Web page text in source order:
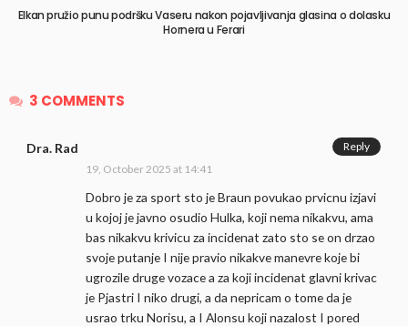
Elkan pružio punu podršku Vaseru nakon pojavljivanja glasina o dolasku
Hornera u Ferari
3 COMMENTS
Dra. Rad
19, October 2025 at 14:41
Dobro je za sport sto je Braun povukao prvicnu izjavi
u kojoj je javno osudio Hulka, koji nema nikakvu, ama
bas nikakvu krivicu za incidenat zato sto se on drzao
svoje putanje I nije pravio nikakve manevre koje bi
ugrozile druge vozace a za koji incidenat glavni krivac
je Pjastri I niko drugi, a da nepricam o tome da je
usrao trku Norisu, a I Alonsu koji nazalost I pored
Reply